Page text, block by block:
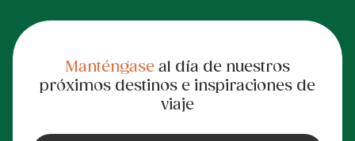
Manténgaseal día de nuestros
próximos destinos e inspiraciones de
viaje